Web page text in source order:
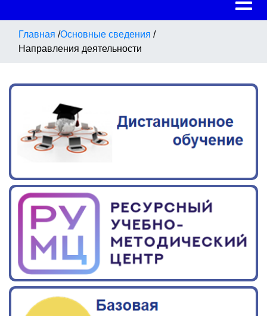
Главная /Основные сведения /
Направления деятельности